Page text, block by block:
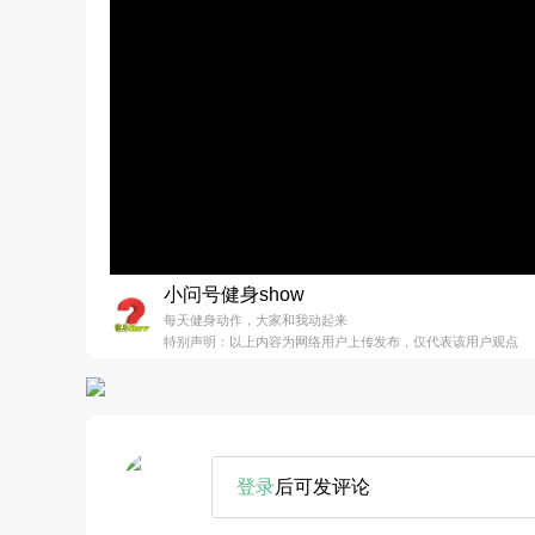
小问号健身show
每天健身动作，大家和我动起来
特别声明：以上内容为网络用户上传发布，仅代表该用户观点
登录后可发评论